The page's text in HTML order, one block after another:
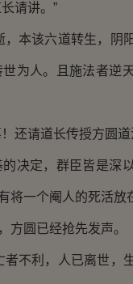
请讲。”
该六道转生，阴阳
为人。且施法者逆
还请道长传授方圆道
定，群臣皆是深
将一个阉人的死活放
圆已经抢先发声。
不利，人已离世，